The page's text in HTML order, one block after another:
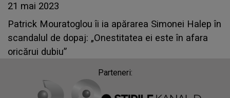
21 mai 2023
Patrick Mouratoglou îi ia apărarea Simonei Halep în
scandalul de dopaj: „Onestitatea ei este în afara
oricărui dubiu”
Parteneri: